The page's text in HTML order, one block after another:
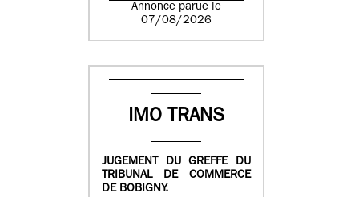
Annonce parue le
07/08/2026
IMO TRANS
JUGEMENT DU GREFFE DU
TRIBUNAL DE COMMERCE
DE BOBIGNY.